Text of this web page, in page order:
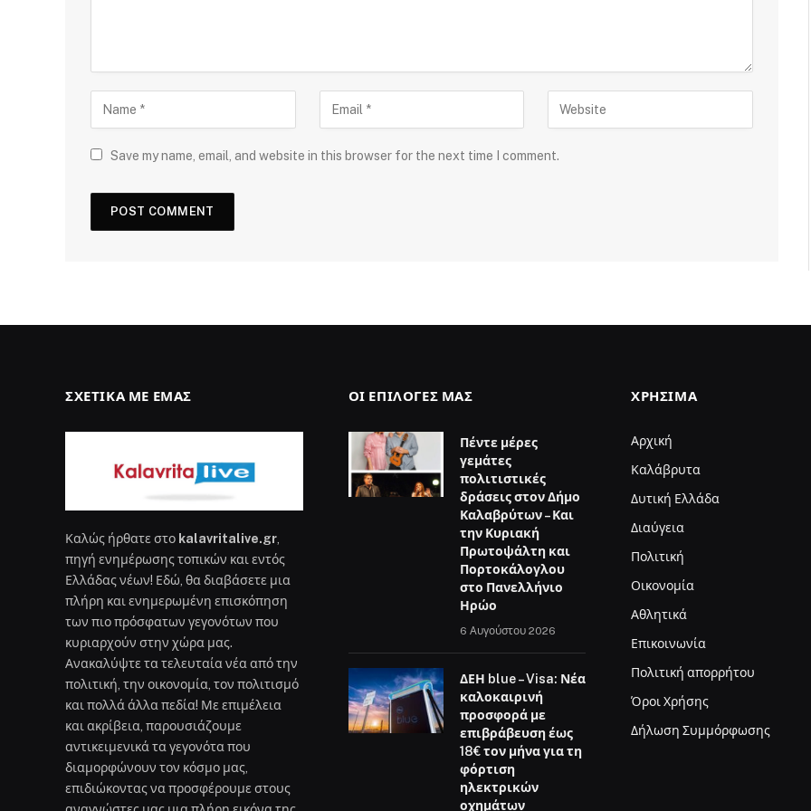
Save my name, email, and website in this browser for the next time I comment.
ΣΧΕΤΙΚΆ ΜΕ ΕΜΆΣ
Καλώς ήρθατε στο kalavritalive.gr,
πηγή ενημέρωσης τοπικών και εντός
Ελλάδας νέων! Εδώ, θα διαβάσετε μια
πλήρη και ενημερωμένη επισκόπηση
των πιο πρόσφατων γεγονότων που
κυριαρχούν στην χώρα μας.
Ανακαλύψτε τα τελευταία νέα από την
πολιτική, την οικονομία, τον πολιτισμό
και πολλά άλλα πεδία! Με επιμέλεια
και ακρίβεια, παρουσιάζουμε
αντικειμενικά τα γεγονότα που
διαμορφώνουν τον κόσμο μας,
επιδιώκοντας να προσφέρουμε στους
ΟΙ ΕΠΙΛΟΓΈΣ ΜΑΣ
Πέντε μέρες
γεμάτες
πολιτιστικές
δράσεις στον Δήμο
Καλαβρύτων – Και
την Κυριακή
Πρωτοψάλτη και
Πορτοκάλογλου
στο Πανελλήνιο
Ηρώο
6 Αυγούστου 2026
ΔΕΗ blue – Visa: Νέα
καλοκαιρινή
προσφορά με
επιβράβευση έως
18€ τον μήνα για τη
φόρτιση
ηλεκτρικών
οχημάτων
ΧΡΉΣΙΜΑ
Αρχική
Καλάβρυτα
Δυτική Ελλάδα
Διαύγεια
Πολιτική
Οικονομία
Αθλητικά
Επικοινωνία
Πολιτική απορρήτου
Όροι Χρήσης
Δήλωση Συμμόρφωσης